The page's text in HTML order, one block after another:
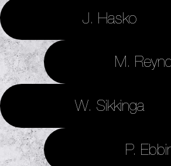
J. Hasko
M.
W. Sikkinga
P.